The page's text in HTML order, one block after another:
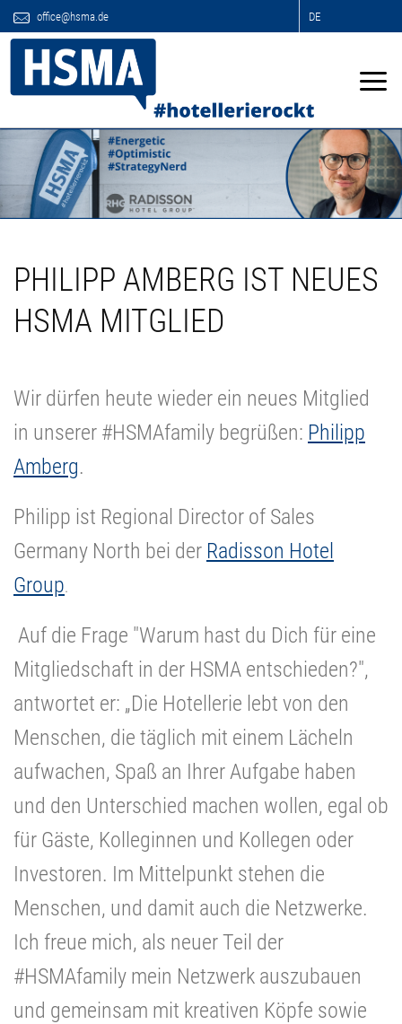
office@hsma.de DE
PHILIPP AMBERG IST NEUES
HSMA MITGLIED
Wir dürfen heute wieder ein neues Mitglied
in unserer #HSMAfamily begrüßen: Philipp
Amberg.
Philipp ist Regional Director of Sales
Germany North bei der Radisson Hotel
Group.
Auf die Frage "Warum hast du Dich für eine
Mitgliedschaft in der HSMA entschieden?",
antwortet er: „Die Hotellerie lebt von den
Menschen, die täglich mit einem Lächeln
aufwachen, Spaß an Ihrer Aufgabe haben
und den Unterschied machen wollen, egal ob
für Gäste, Kolleginnen und Kollegen oder
Investoren. Im Mittelpunkt stehen die
Menschen, und damit auch die Netzwerke.
Ich freue mich, als neuer Teil der
#HSMAfamily mein Netzwerk auszubauen
und gemeinsam mit kreativen Köpfe sowie